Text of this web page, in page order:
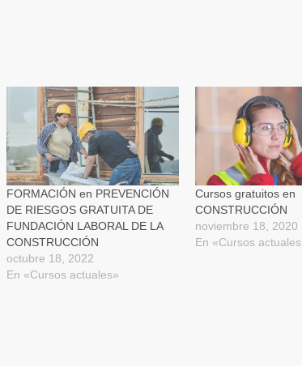
FORMACIÓN en PREVENCIÓN
DE RIESGOS GRATUITA DE
FUNDACIÓN LABORAL DE LA
CONSTRUCCIÓN
octubre 18, 2022
En «Cursos actuales»
Cursos gratuitos en
CONSTRUCCIÓN
noviembre 18, 2020
En «Cursos